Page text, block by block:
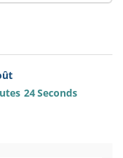
24Seconds